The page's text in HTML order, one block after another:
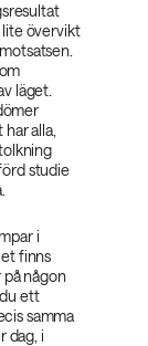
lite övervikt
läget.
alla,
studie
i
finns
någon
ett
samma
dag, i